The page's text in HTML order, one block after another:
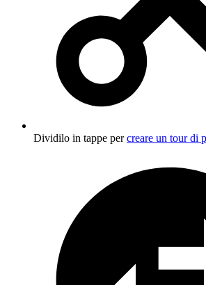
Dividilo in tappe percreare un tour di